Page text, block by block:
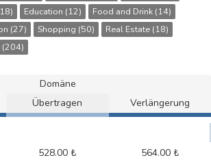
Education (12)
Food and Drink (14)
(27)
Shopping (50)
Real Estate (18)
(204)
Domäne
Übertragen Verlängerung
528.00 ₺ 564.00 ₺